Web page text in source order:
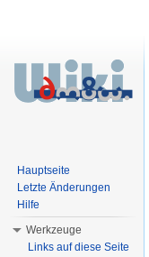
Hauptseite
Letzte Änderungen
Hilfe
Werkzeuge
Links auf diese Seite